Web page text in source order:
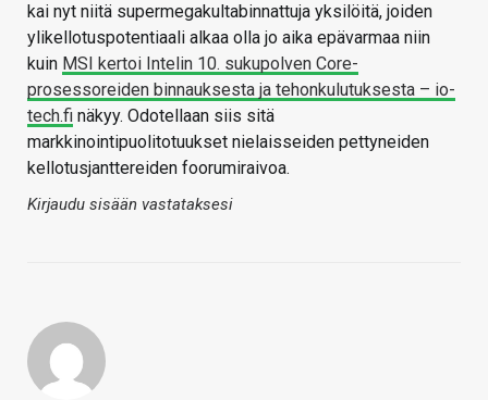
kai nyt niitä supermegakultabinnattuja yksilöitä, joiden
ylikellotuspotentiaali alkaa olla jo aika epävarmaa niin
kuin MSI kertoi Intelin 10. sukupolven Core-
prosessoreiden binnauksesta ja tehonkulutuksesta – io-
tech.fi näkyy. Odotellaan siis sitä
markkinointipuolitotuukset nielaisseiden pettyneiden
kellotusjanttereiden foorumiraivoa.
Kirjaudu sisään vastataksesi